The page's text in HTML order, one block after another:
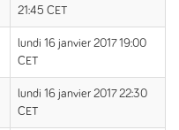
21:45 CET
lundi 16 janvier 2017 19:00
CET
lundi 16 janvier 2017 22:30
CET